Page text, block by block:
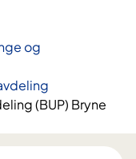
og
(BUP) Bryne